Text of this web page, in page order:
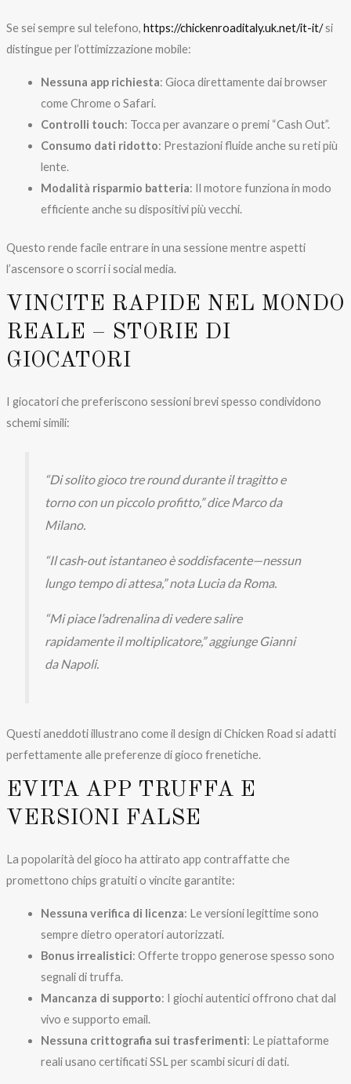
Se sei sempre sul telefono, https://chickenroaditaly.uk.net/it-it/si
distingue per l’ottimizzazione mobile:
Nessuna app richiesta: Gioca direttamente dai browser
come Chrome o Safari.
Controlli touch: Tocca per avanzare o premi “Cash Out”.
Consumo dati ridotto: Prestazioni fluide anche su reti più
lente.
Modalità risparmio batteria: Il motore funziona in modo
efficiente anche su dispositivi più vecchi.
Questo rende facile entrare in una sessione mentre aspetti
l’ascensore o scorri i social media.
VINCITE RAPIDE NEL MONDO
REALE – STORIE DI
GIOCATORI
I giocatori che preferiscono sessioni brevi spesso condividono
schemi simili:
“Di solito gioco tre round durante il tragitto e
torno con un piccolo profitto,” dice Marco da
Milano.
“Il cash‑out istantaneo è soddisfacente—nessun
lungo tempo di attesa,” nota Lucia da Roma.
“Mi piace l’adrenalina di vedere salire
rapidamente il moltiplicatore,” aggiunge Gianni
da Napoli.
Questi aneddoti illustrano come il design di Chicken Road si adatti
perfettamente alle preferenze di gioco frenetiche.
EVITA APP TRUFFA E
VERSIONI FALSE
La popolarità del gioco ha attirato app contraffatte che
promettono chips gratuiti o vincite garantite:
Nessuna verifica di licenza: Le versioni legittime sono
sempre dietro operatori autorizzati.
Bonus irrealistici: Offerte troppo generose spesso sono
segnali di truffa.
Mancanza di supporto: I giochi autentici offrono chat dal
vivo e supporto email.
Nessuna crittografia sui trasferimenti: Le piattaforme
reali usano certificati SSL per scambi sicuri di dati.